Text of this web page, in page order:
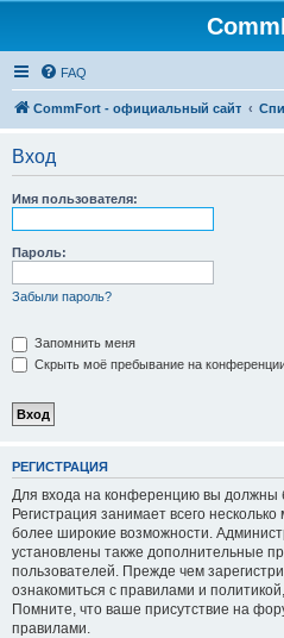
FAQ
CommFort - официальный сайт
Вход
Имя пользователя:
Пароль:
Забыли пароль?
Запомнить меня
Скрыть моё пребывание на
РЕГИСТРАЦИЯ
Для входа на конференцию вы должны
Регистрация занимает всего
более широкие возможности.
установлены также дополнительные
пользователей. Прежде чем
ознакомиться с правилами и
Помните, что ваше присутствие на
правилами.